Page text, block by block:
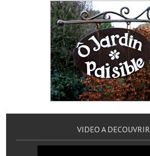
Urbanisme
Biens à louer
Terrains et maisons à vendre
Etablissements scolaires
Equipements sportifs
Bibliothèque
Commerçants, artisansVIDEO A DECOUVRIR